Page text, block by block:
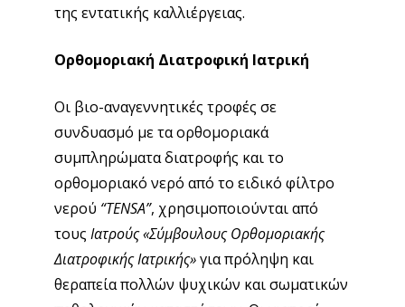
της εντατικής καλλιέργειας.
Ορθομοριακή Διατροφική Ιατρική
Οι βιο-αναγεννητικές τροφές σε
συνδυασμό με τα ορθομοριακά
συμπληρώματα διατροφής και το
ορθομοριακό νερό από το ειδικό φίλτρο
νερού “TENSA”, χρησιμοποιούνται από
τους Ιατρούς«Σύμβουλους Ορθομοριακής
Διατροφικής Ιατρικής»για πρόληψη και
θεραπεία πολλών ψυχικών και σωματικών